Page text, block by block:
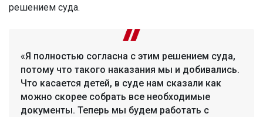
решением суда.
«Я полностью согласна с этим решением суда,
потому что такого наказания мы и добивались.
Что касается детей, в суде нам сказали как
можно скорее собрать все необходимые
документы. Теперь мы будем работать с